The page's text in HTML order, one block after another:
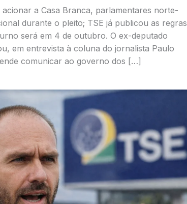
a Casa Branca, parlamentares norte-
durante o pleito; TSE já publicou as regras
será em 4 de outubro. O ex-deputado
em entrevista à coluna do jornalista Paulo
comunicar ao governo dos […]